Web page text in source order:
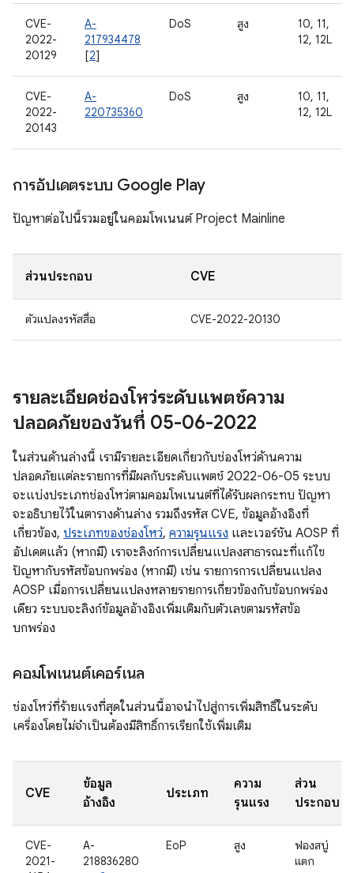
CVE-
2022-
20129
A-
217934478
[2]
DoS สูง
10, 11,
12, 12L
CVE-
2022-
20143
A-
220735360
DoS สูง
10, 11,
12, 12L
การอัปเดตระบบ Google Play
ปัญหาต่อไปนี้รวมอยู่ในคอมโพเนนต์ Project Mainline
ส่วนประกอบ CVE
ตัวแปลงรหัสสื่อ CVE-2022-20130
รายละเอียดช่องโหว่ระดับแพตช์ความ
ปลอดภัยของวันที่ 05-06-2022
ในส่วนด้านล่างนี้ เรามีรายละเอียดเกี่ยวกับช่องโหว่ด้านความ
ปลอดภัยแต่ละรายการที่มีผลกับระดับแพตช์ 2022-06-05 ระบบ
จะแบ่งประเภทช่องโหว่ตามคอมโพเนนต์ที่ได้รับผลกระทบ ปัญหา
จะอธิบายไว้ในตารางด้านล่าง รวมถึงรหัส CVE, ข้อมูลอ้างอิงที่
เกี่ยวข้อง, ประเภทของช่องโหว่, ความรุนแรง และเวอร์ชัน AOSP ที่
อัปเดตแล้ว (หากมี) เราจะลิงก์การเปลี่ยนแปลงสาธารณะที่แก้ไข
ปัญหากับรหัสข้อบกพร่อง (หากมี) เช่น รายการการเปลี่ยนแปลง
AOSP เมื่อการเปลี่ยนแปลงหลายรายการเกี่ยวข้องกับข้อบกพร่อง
เดียว ระบบจะลิงก์ข้อมูลอ้างอิงเพิ่มเติมกับตัวเลขตามรหัสข้อ
บกพร่อง
คอมโพเนนต์เคอร์เนล
ช่องโหว่ที่ร้ายแรงที่สุดในส่วนนี้อาจนำไปสู่การเพิ่มสิทธิ์ในระดับ
เครื่องโดยไม่จำเป็นต้องมีสิทธิ์การเรียกใช้เพิ่มเติม
CVE
ข้อมูล
อ้างอิง
ประเภท
ความ
รุนแรง
ส่วน
ประกอบ
CVE-
2021-
A-
218836280
EoP สูง
ฟองสบู่
แตก